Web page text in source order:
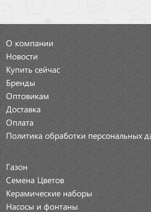
О компании
Новости
Купить сейчас
Бренды
Оптовикам
Доставка
Оплата
Политика обработки персональных
Газон
Семена Цветов
Керамические наборы
Насосы и фонтаны